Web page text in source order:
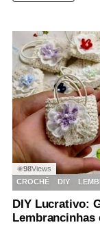
◉98Views
CROCHÊ
DIY
DIY Lucrativo:
Lembrancinhas